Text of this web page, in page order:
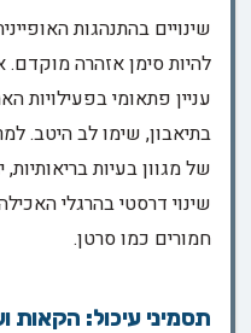
שינויים בהתנהגות
להיות סימן אזהרה
עניין פתאומי בפעילויות
בתיאבון, שימו לב היטב.
של מגוון בעיות
שינוי דרסטי בהרגלי
חמורים כמו סרטן.
תסמיני עיכול: הקאות